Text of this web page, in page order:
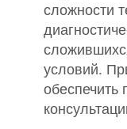
сложности
условий.
обеспечить